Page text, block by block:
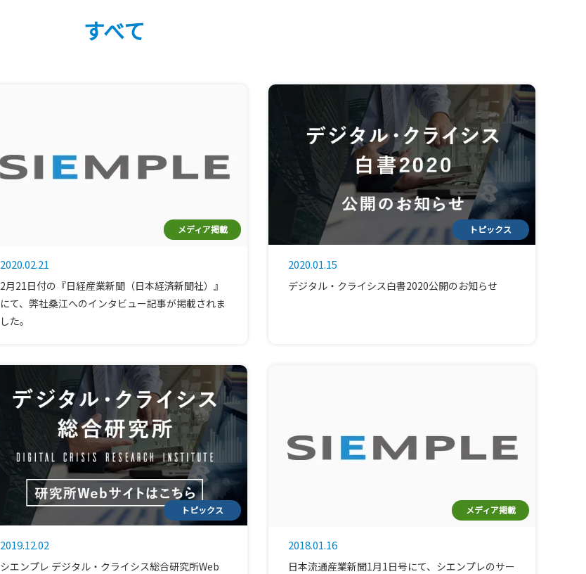
すべて
メディア掲載
2020.02.21
2月21日付の『日経産業新聞（日本経済新聞社）』
にて、弊社桑江へのインタビュー記事が掲載されま
した。
トピックス
2020.01.15
デジタル・クライシス白書2020公開のお知らせ
トピックス
2019.12.02
シエンプレ デジタル・クライシス総合研究所Web
メディア掲載
2018.01.16
日本流通産業新聞1月1日号にて、シエンプレのサー